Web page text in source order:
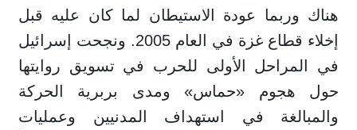
هناك وربما عودة الاستيطان لما كان عليه قبل
إخلاء قطاع غزة في العام 2005. ونجحت إسرائيل
في المراحل الأولى للحرب في تسويق روايتها
حول هجوم «حماس» ومدى بربرية الحركة
والمبالغة في استهداف المدنيين وعمليات